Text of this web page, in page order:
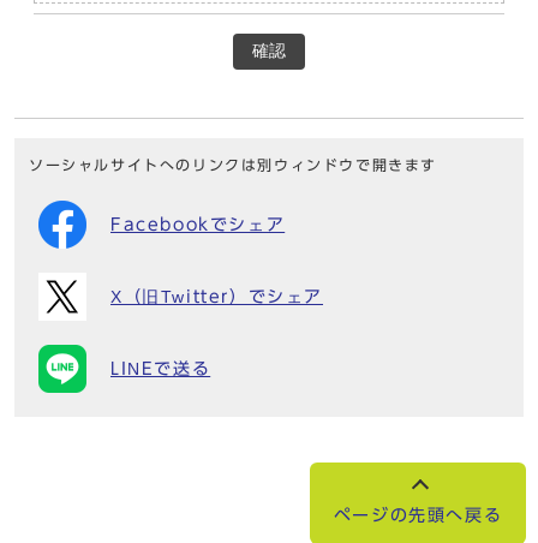
確認
ソーシャルサイトへのリンクは別ウィンドウで開きます
Facebookでシェア
X（旧Twitter）でシェア
LINEで送る
ページの先頭へ戻る